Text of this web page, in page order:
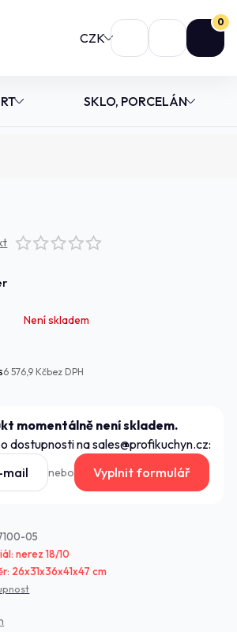
CZK
0
SKLO, PORCELÁN
Není skladem
6 576,9 Kčbez DPH
momentálně není skladem.
dostupnosti na sales@profikuchyn.cz:
mail
nebo Vyplnit formulář
05
nerez 18/10
26x31x36x41x47 cm